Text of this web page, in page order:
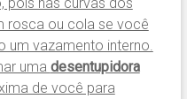
rosca ou cola se você
um vazamento interno.
uma desentupidora
de você para